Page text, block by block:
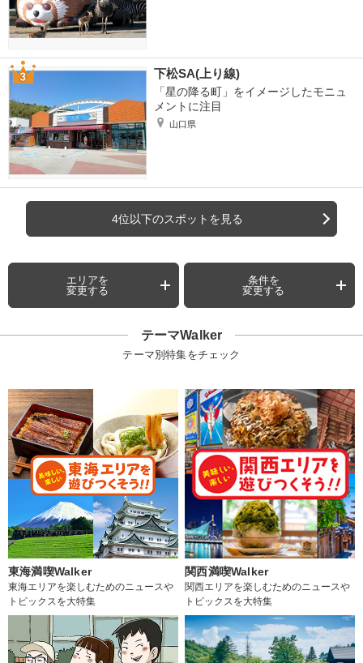
下松SA(上り線)
「星の降る町」をイメージしたモニュ
メントに注目
山口県
4位以下のスポットを見る
エリアを
変更する
条件を
変更する
テーマWalker
テーマ別特集をチェック
東海満喫Walker
東海エリアを楽しむためのニュースや
トピックスを大特集
関西満喫Walker
関西エリアを楽しむためのニュースや
トピックスを大特集